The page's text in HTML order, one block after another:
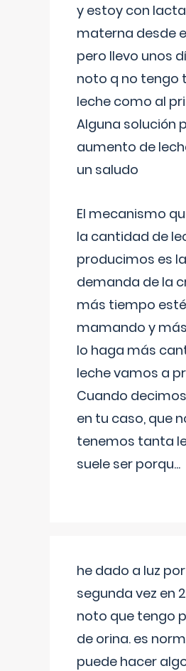
y estoy con
materna desde
pero llevo unos
noto q no tengo
leche como al
Alguna solución
aumento de
un saludo
El mecanismo
la cantidad de
producimos es la
demanda de la
más tiempo esté
mamando y
lo haga más
leche vamos a
Cuando
en tu caso, que
tenemos tanta
suele ser porqu...
he dado a luz por
segunda vez en
noto que tengo
de orina. es
puede hacer